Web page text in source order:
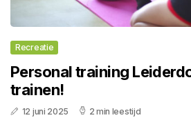
Recreatie
Personal training
trainen!
12 juni 2025 2 min leestijd